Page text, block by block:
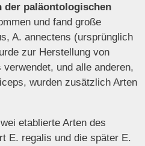
der paläontologischen
und fand große
A. annectens (ursprünglich
zur Herstellung von
und alle anderen,
wurden zusätzlich Arten
etablierte Arten des
E. regalis und die später E.